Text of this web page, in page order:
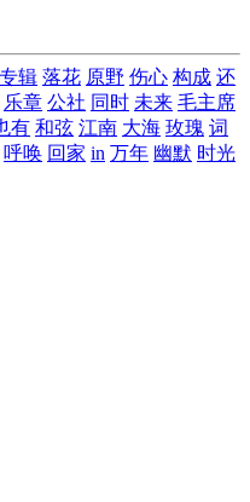
专辑 落花 原野 伤心 构成 还
乐章 公社 同时 未来 毛主席
有 和弦 江南 大海 玫瑰 词
呼唤 回家 in 万年 幽默 时光